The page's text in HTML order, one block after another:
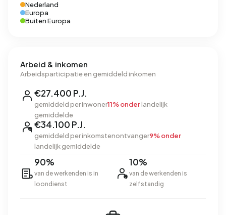
Nederland
Europa
Buiten Europa
Arbeid & inkomen
Arbeidsparticipatie en gemiddeld inkomen
€27.400 P.J.
gemiddeld per inwoner11% onderlandelijk
gemiddelde
€34.100 P.J.
gemiddeld per inkomstenontvanger9% onder
landelijk gemiddelde
90%
van de werkenden is in
loondienst
10%
van de werkenden is
zelfstandig